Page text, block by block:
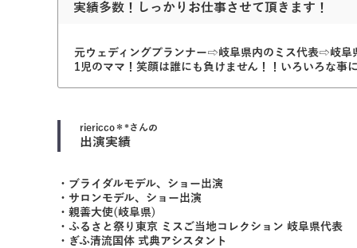
実績多数！しっかりお仕事させて頂きます！
元ウェディングプランナー⇨岐阜県内のミス代表⇨岐
1児のママ！笑顔は誰にも負けません！！いろいろな
riericco＊*さんの
出演実績
・ブライダルモデル、ショー出演
・サロンモデル、ショー出演
・親善大使(岐阜県)
・ふるさと祭り東京 ミスご当地コレクション 岐阜県代表
・ぎふ清流国体 式典アシスタント